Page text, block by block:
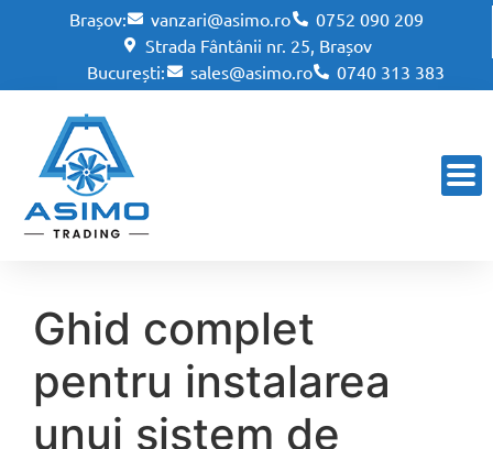
Brașov: vanzari@asimo.ro
0752 090 209
Strada Fântânii nr. 25, Brașov
București:
sales@asimo.ro 0740 313 383
Ghid complet
pentru instalarea
unui sistem de